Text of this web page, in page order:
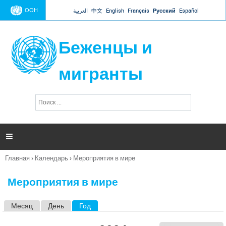
Jump to navigation
ООН العربية 中文 English Français Русский Español
Беженцы и
мигранты
п
и

Вы
Главная › Календарь › Мероприятия в мире
Мероприятия в мире
Месяц День Год